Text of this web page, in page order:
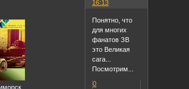
16:13
Понятно, что
для многих
фанатов ЗВ
это Великая
сага...
Посмотрим...
0